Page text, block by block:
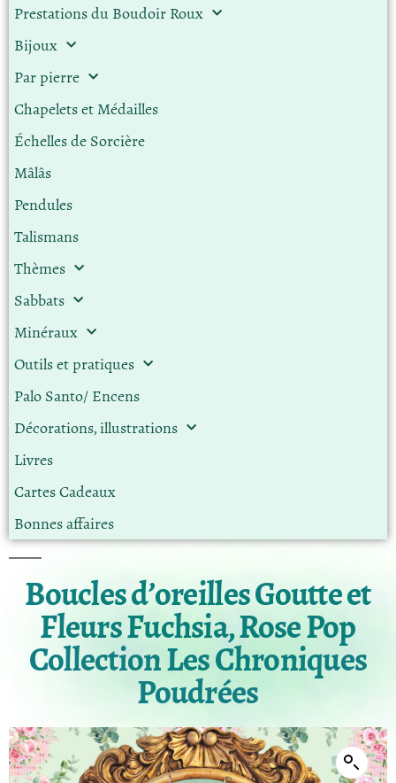
Prestations du Boudoir Roux
Bijoux
Par pierre
Chapelets et Médailles
Échelles de Sorcière
Mâlâs
Pendules
Talismans
Thèmes
Sabbats
Minéraux
Outils et pratiques
Palo Santo/ Encens
Décorations, illustrations
Livres
Cartes Cadeaux
Bonnes affaires
Boucles d’oreilles Goutte et
Fleurs Fuchsia, Rose Pop
Collection Les Chroniques
Poudrées